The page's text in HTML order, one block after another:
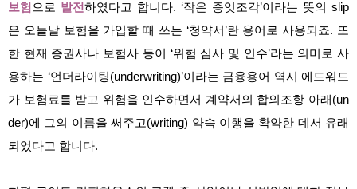
보험으로 발전하였다고 합니다. ‘작은 종잇조각’이라는 뜻의 slip
은 오늘날 보험을 가입할 때 쓰는 ‘청약서’란 용어로 사용되죠. 또
한 현재 증권사나 보험사 등이 ‘위험 심사 및 인수’라는 의미로 사
용하는 ‘언더라이팅(underwriting)’이라는 금융용어 역시 에드워드
가 보험료를 받고 위험을 인수하면서 계약서의 합의조항 아래(un
der)에 그의 이름을 써주고(writing) 약속 이행을 확약한 데서 유래
되었다고 합니다.